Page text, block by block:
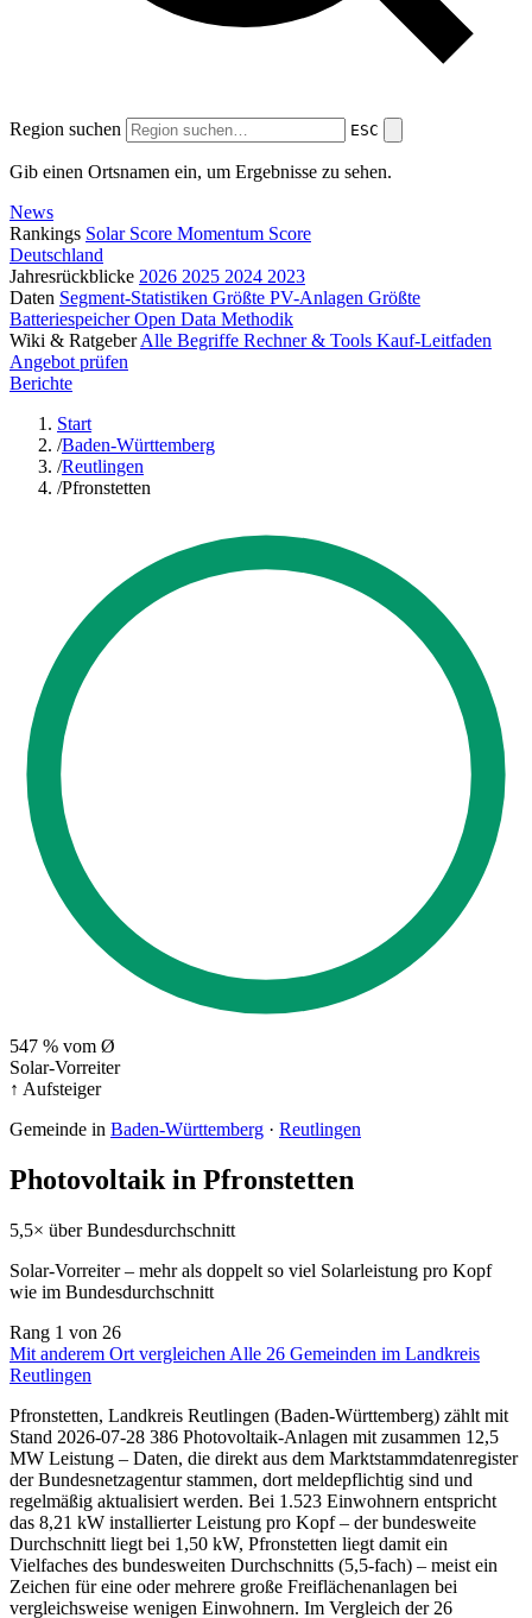
Region suchen ESC
Gib einen Ortsnamen ein, um Ergebnisse zu sehen.
News
Rankings Solar Score Momentum Score
Deutschland
Jahresrückblicke 2026 2025 2024 2023
Daten Segment-Statistiken Größte PV-Anlagen Größte
BatteriespeicherOpen Data Methodik
Wiki & Ratgeber Alle Begriffe Rechner & Tools Kauf-Leitfaden
Angebot prüfen
Berichte
Start
/Baden-Württemberg
/Reutlingen
/Pfronstetten
547 % vom Ø
Solar-Vorreiter
↑ Aufsteiger
Gemeinde in Baden-Württemberg · Reutlingen
Photovoltaik in Pfronstetten
5,5× über Bundesdurchschnitt
Solar-Vorreiter – mehr als doppelt so viel Solarleistung pro Kopf
wie im Bundesdurchschnitt
Rang 1 von 26
Mit anderem Ort vergleichen Alle 26 Gemeinden im Landkreis
Reutlingen
Pfronstetten, Landkreis Reutlingen (Baden-Württemberg) zählt mit
Stand 2026-07-28 386 Photovoltaik-Anlagen mit zusammen 12,5
MW Leistung – Daten, die direkt aus dem Marktstammdatenregister
der Bundesnetzagentur stammen, dort meldepflichtig sind und
regelmäßig aktualisiert werden. Bei 1.523 Einwohnern entspricht
das 8,21 kW installierter Leistung pro Kopf – der bundesweite
Durchschnitt liegt bei 1,50 kW, Pfronstetten liegt damit ein
Vielfaches des bundesweiten Durchschnitts (5,5-fach) – meist ein
Zeichen für eine oder mehrere große Freiflächenanlagen bei
vergleichsweise wenigen Einwohnern. Im Vergleich der 26